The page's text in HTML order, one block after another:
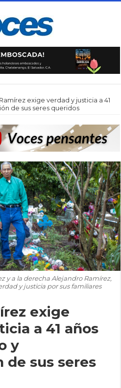
exige verdad y justicia a 41
de sus seres queridos
y a la derecha Alejandro Ramírez,
y justicia por sus familiares
exige
a 41 años
y
de sus seres